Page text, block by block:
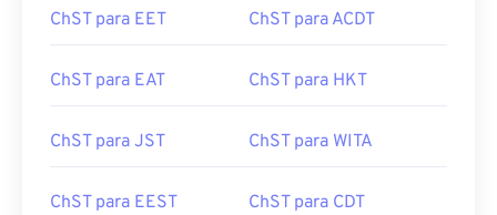
ChST para EET ChST para ACDT
ChST para EAT ChST para HKT
ChST para JST ChST para WITA
ChST para EEST ChST para CDT